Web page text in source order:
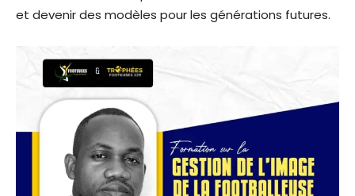
et devenir des modèles pour les générations futures.